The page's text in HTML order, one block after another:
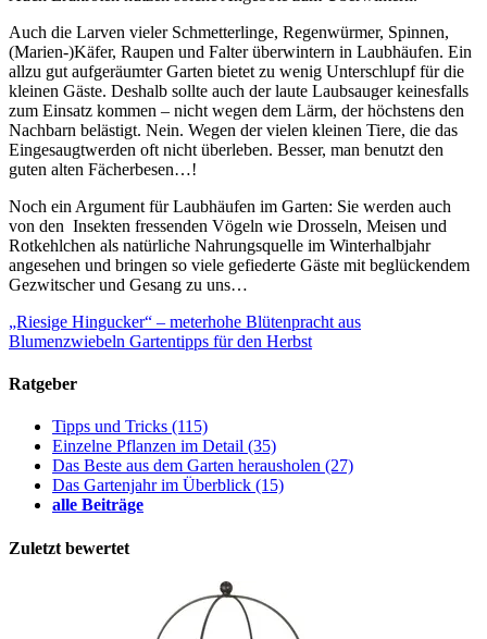
Auch die Larven vieler Schmetterlinge, Regenwürmer, Spinnen,
(Marien-)Käfer, Raupen und Falter überwintern in Laubhäufen. Ein
allzu gut aufgeräumter Garten bietet zu wenig Unterschlupf für die
kleinen Gäste. Deshalb sollte auch der laute Laubsauger keinesfalls
zum Einsatz kommen – nicht wegen dem Lärm, der höchstens den
Nachbarn belästigt. Nein. Wegen der vielen kleinen Tiere, die das
Eingesaugtwerden oft nicht überleben. Besser, man benutzt den
guten alten Fächerbesen…!
Noch ein Argument für Laubhäufen im Garten: Sie werden auch
von den Insekten fressenden Vögeln wie Drosseln, Meisen und
Rotkehlchen als natürliche Nahrungsquelle im Winterhalbjahr
angesehen und bringen so viele gefiederte Gäste mit beglückendem
Gezwitscher und Gesang zu uns…
„Riesige Hingucker“ – meterhohe Blütenpracht aus
Blumenzwiebeln Gartentipps für den Herbst
Ratgeber
Tipps und Tricks (115)
Einzelne Pflanzen im Detail (35)
Das Beste aus dem Garten herausholen (27)
Das Gartenjahr im Überblick (15)
alle Beiträge
Zuletzt bewertet